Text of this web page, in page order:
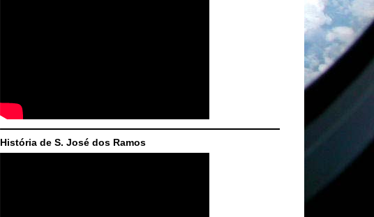
História de S. José dos Ramos